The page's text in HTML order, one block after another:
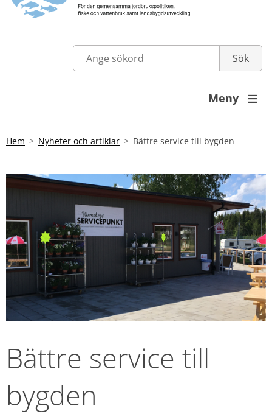
Meny 
Hem Nyheter och artiklar Bättre service till bygden
Bättre service till
bygden